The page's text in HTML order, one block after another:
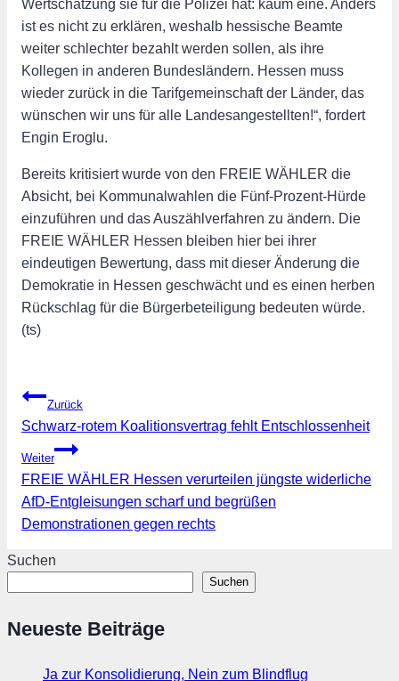
Wertschätzung sie für die Polizei hat: kaum eine. Anders
ist es nicht zu erklären, weshalb hessische Beamte
weiter schlechter bezahlt werden sollen, als ihre
Kollegen in anderen Bundesländern. Hessen muss
wieder zurück in die Tarifgemeinschaft der Länder, das
wünschen wir uns für alle Landesangestellten!“, fordert
Engin Eroglu.
Bereits kritisiert wurde von den FREIE WÄHLER die
Absicht, bei Kommunalwahlen die Fünf-Prozent-Hürde
einzuführen und das Auszählverfahren zu ändern. Die
FREIE WÄHLER Hessen bleiben hier bei ihrer
eindeutigen Bewertung, dass mit dieser Änderung die
Demokratie in Hessen geschwächt und es einen herben
Rückschlag für die Bürgerbeteiligung bedeuten würde.
(ts)
Beitragsnavigation
Zurück
Schwarz-rotem Koalitionsvertrag fehlt Entschlossenheit
Weiter
FREIE WÄHLER Hessen verurteilen jüngste widerliche
AfD-Entgleisungen scharf und begrüßen
Demonstrationen gegen rechts
Suchen
Suchen
Neueste Beiträge
Ja zur Konsolidierung, Nein zum Blindflug